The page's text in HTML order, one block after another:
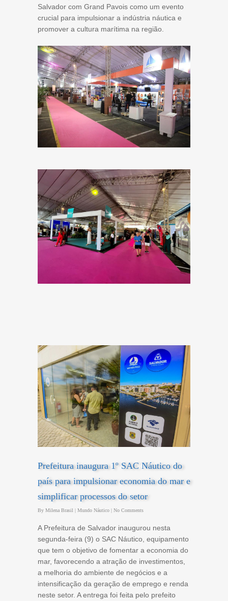
Salvador com Grand Pavois como um evento
crucial para impulsionar a indústria náutica e
promover a cultura marítima na região.
Prefeitura inaugura 1º SAC Náutico do
país para impulsionar economia do mar e
simplificar processos do setor
By Milena Brasil | Mundo Náutico | No Comments
A Prefeitura de Salvador inaugurou nesta
segunda-feira (9) o SAC Náutico, equipamento
que tem o objetivo de fomentar a economia do
mar, favorecendo a atração de investimentos,
a melhoria do ambiente de negócios e a
intensificação da geração de emprego e renda
neste setor. A entrega foi feita pelo prefeito